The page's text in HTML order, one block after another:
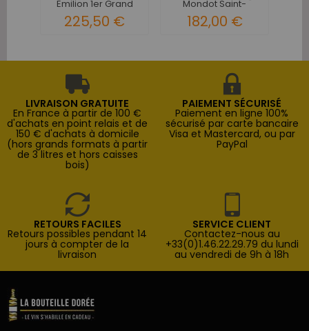
Emilion 1er Grand
225,50 €
Mondot Saint-
182,00 €
LIVRAISON GRATUITE
En France à partir de 100 €
d'achats en point relais et de
150 € d'achats à domicile
(hors grands formats à partir
de 3 litres et hors caisses
bois)
PAIEMENT SÉCURISÉ
Paiement en ligne 100%
sécurisé par carte bancaire
Visa et Mastercard, ou par
PayPal
RETOURS FACILES
Retours possibles pendant 14
jours à compter de la
livraison
SERVICE CLIENT
Contactez-nous au
+33(0)1.46.22.29.79 du lundi
au vendredi de 9h à 18h